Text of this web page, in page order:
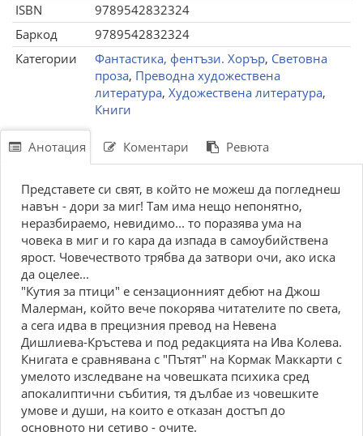
ISBN
9789542832324
Баркод
9789542832324
Категории
Фантастика, фентъзи. Хорър, Световна
проза, Преводна художествена
литература, Художествена литература,
Книги
Анотация Коментари Ревюта
Представете си свят, в който не можеш да погледнеш
навън - дори за миг! Там има нещо непонятно,
неразбираемо, невидимо... то поразява ума на
човека в миг и го кара да изпада в самоубийствена
ярост. Човечеството трябва да затвори очи, ако иска
да оцелее...
"Кутия за птици" е сензационният дебют на Джош
Малерман, който вече покорява читателите по света,
а сега идва в прецизния превод на Невена
Дишлиева-Кръстева и под редакцията на Ива Колева.
Книгата е сравнявана с "Пътят" на Кормак Маккарти с
умелото изследване на човешката психика сред
апокалиптични събития, тя дълбае из човешките
умове и души, на които е отказан достъп до
основното ни сетиво - очите.